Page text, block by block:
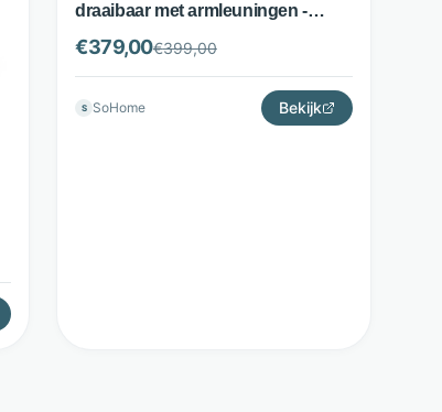
draaibaar met armleuningen -
Beige - Jesper Home
€379,00€399,00
S SoHome Bekijk